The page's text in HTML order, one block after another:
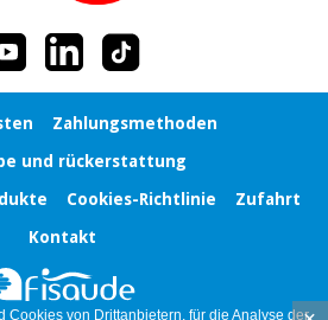
Zahlungsmethoden
und rückerstattung
Cookies-Richtlinie
Zufahrt
Kontakt
Cookies von Drittanbietern, für die Analyse der